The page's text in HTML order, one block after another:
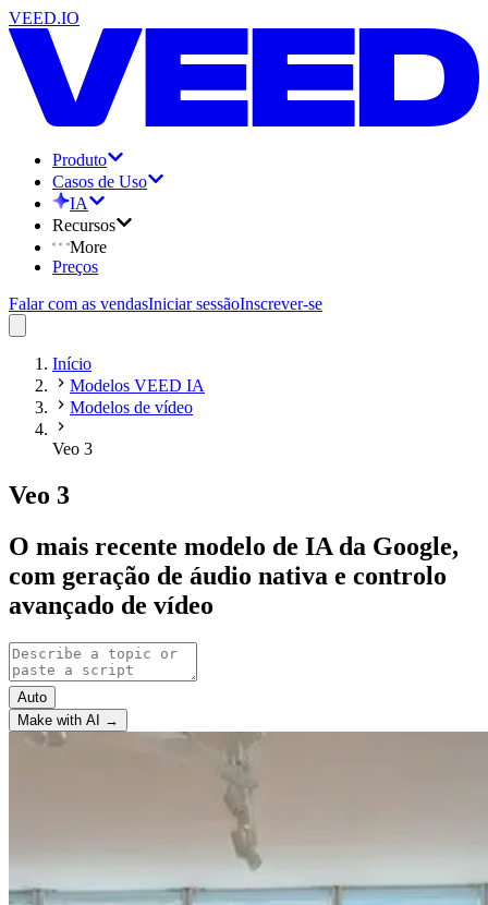
VEED.IO
Produto
Casos de Uso
IA
Recursos
More
Preços
Falar com as vendasIniciar sessãoInscrever-se
Início
Modelos VEED IA
Modelos de vídeo
Veo 3
Veo 3
O mais recente modelo de IA da Google,
com geração de áudio nativa e controlo
avançado de vídeo
Auto
Make with AI →